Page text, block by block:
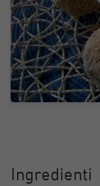
Ingredienti